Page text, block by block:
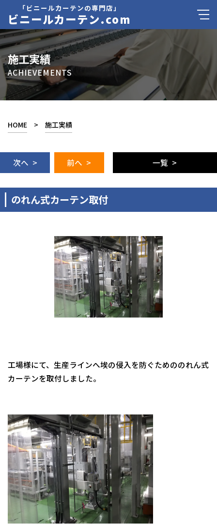
「ビニールカーテンの専門店」
ビニールカーテン.com
施工実績
ACHIEVEMENTS
HOME > 施工実績
次へ > 前へ > 一覧 >
のれん式カーテン取付
工場様にて、生産ラインへ埃の侵入を防ぐためののれん式
カーテンを取付しました。